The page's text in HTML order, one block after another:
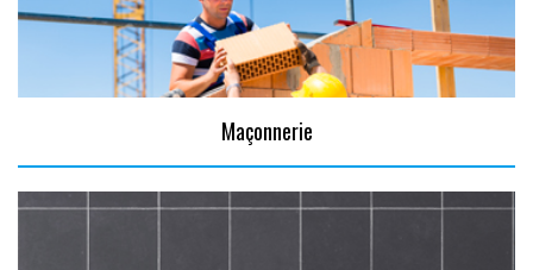
Maçonnerie